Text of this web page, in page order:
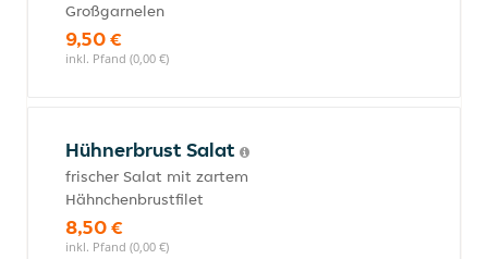
Großgarnelen
9,50 €
inkl. Pfand (0,00 €)
Hühnerbrust Salat
frischer Salat mit zartem
Hähnchenbrustfilet
8,50 €
inkl. Pfand (0,00 €)